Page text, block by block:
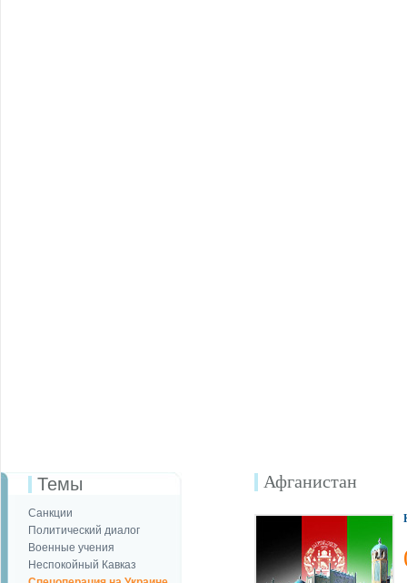
Темы
Санкции
Политический диалог
Военные учения
Неспокойный Кавказ
Афганистан